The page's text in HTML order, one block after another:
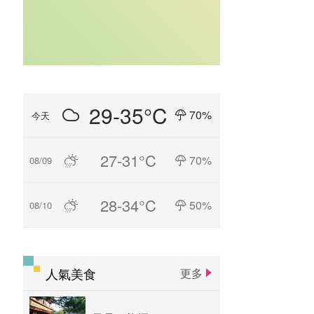
今天 29-35°C 70%
08/09 27-31°C 70%
08/10 28-34°C 50%
人氣美食 更多